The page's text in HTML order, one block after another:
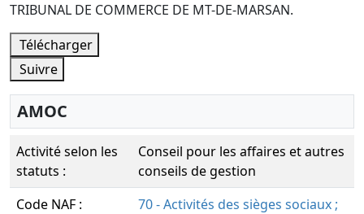
TRIBUNAL DE COMMERCE DE MT-DE-MARSAN.
Télécharger
Suivre
AMOC
Activité selon les
statuts :
Conseil pour les affaires et autres
conseils de gestion
Code NAF :
70 - Activités des sièges sociaux ;